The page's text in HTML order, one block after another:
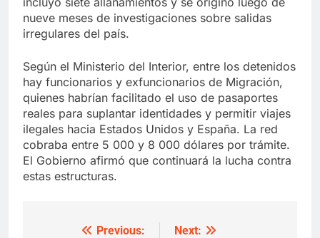
nueve meses de investigaciones sobre salidas
irregulares del país.
Según el Ministerio del Interior, entre los detenidos
hay funcionarios y exfuncionarios de Migración,
quienes habrían facilitado el uso de pasaportes
reales para suplantar identidades y permitir viajes
ilegales hacia Estados Unidos y España. La red
cobraba entre 5 000 y 8 000 dólares por trámite.
El Gobierno afirmó que continuará la lucha contra
estas estructuras.
Previous:
Next: